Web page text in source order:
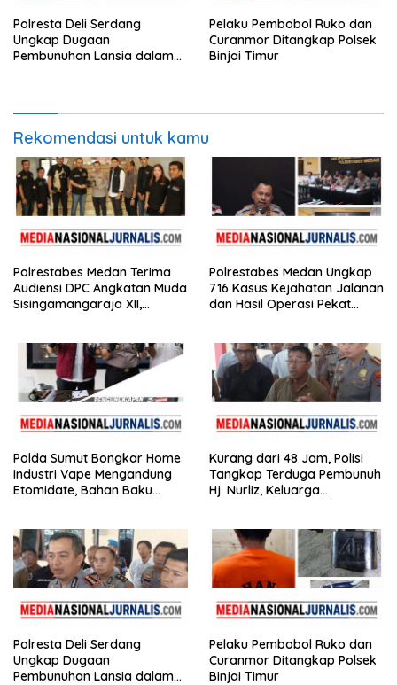
Polresta Deli Serdang
Ungkap Dugaan
Pembunuhan Lansia dalam
Pelaku Pembobol Ruko dan
Curanmor Ditangkap Polsek
Binjai Timur
Rekomendasi untuk kamu
Polrestabes Medan Terima
Audiensi DPC Angkatan Muda
Sisingamangaraja XII,
Polrestabes Medan Ungkap
716 Kasus Kejahatan Jalanan
dan Hasil Operasi Pekat
Polda Sumut Bongkar Home
Industri Vape Mengandung
Etomidate, Bahan Baku
Kurang dari 48 Jam, Polisi
Tangkap Terduga Pembunuh
Hj. Nurliz, Keluarga
Polresta Deli Serdang
Ungkap Dugaan
Pembunuhan Lansia dalam
Pelaku Pembobol Ruko dan
Curanmor Ditangkap Polsek
Binjai Timur